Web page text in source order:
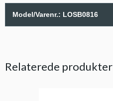
Model/Varenr.: LOSB0816
Relaterede produkter